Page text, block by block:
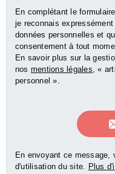
En complétant le
je reconnais
données personnelles et
consentement à tout
En savoir plus sur la
nos mentions légales , «
personnel ».
En envoyant ce
d'utilisation du site.
Plus